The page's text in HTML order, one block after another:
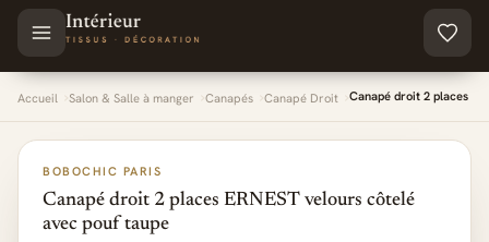
Aller au contenu principal
Accueil Salon & Salle à manger Canapés Canapé Droit Canapé droit 2 places
BOBOCHIC PARIS
Canapé droit 2 places ERNEST velours côtelé
avec pouf taupe